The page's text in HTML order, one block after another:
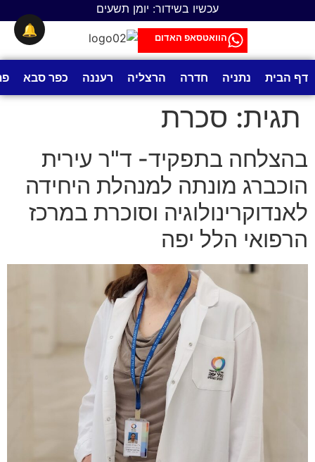
עכשיו בשידור: יומן תשעים
הוואטסאפ האדום
דף הבית נתניה חדרה הרצליה רעננה כפר סבא
תגית: סכרת
בהצלחה בתפקיד- ד"ר עירית
הוכברג מונתה למנהלת היחידה
לאנדוקרינולוגיה וסוכרת במרכז
הרפואי הלל יפה
🔔